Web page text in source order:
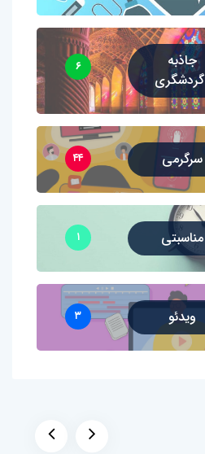
جاذبه
گردشگری
۶
سرگرمی ۴۴
مناسبتی ۱
ویدئو ۳